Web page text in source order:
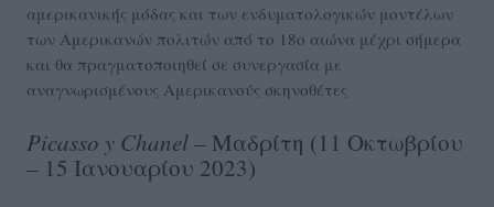
αμερικανικής μόδας και των ενδυματολογικών μοντέλων
των Αμερικανών πολιτών από το 18ο αιώνα μέχρι σήμερα
και θα πραγματοποιηθεί σε συνεργασία με
αναγνωρισμένους Αμερικανούς σκηνοθέτες
Picasso y Chanel– Μαδρίτη (11 Οκτωβρίου
– 15 Ιανουαρίου 2023)